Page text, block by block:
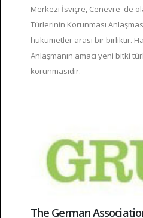
Merkezi İsviçre, Cenevre' de
Türlerinin Korunması
hükümetler arası bir birliktir.
Anlaşmanın amacı yeni bitki
korunmasıdır.
The German